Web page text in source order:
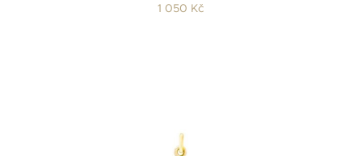
1 050 Kč